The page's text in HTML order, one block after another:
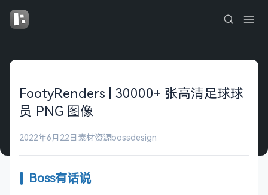
FootyRenders | 30000+ 张高清足球球
员 PNG 图像
2022年6月22日 素材资源bossdesign
Boss有话说